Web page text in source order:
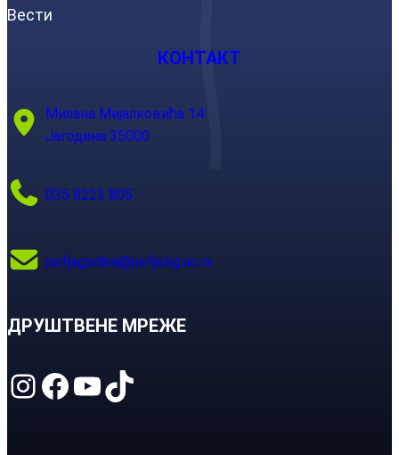
Вести
КОНТАКТ
Милана Мијалковића 14
Јагодина 35000
035 8223 805
pefjagodina@pefja.kg.ac.rs
ДРУШТВЕНЕ МРЕЖЕ
Instagram Facebook YouTube TikTok